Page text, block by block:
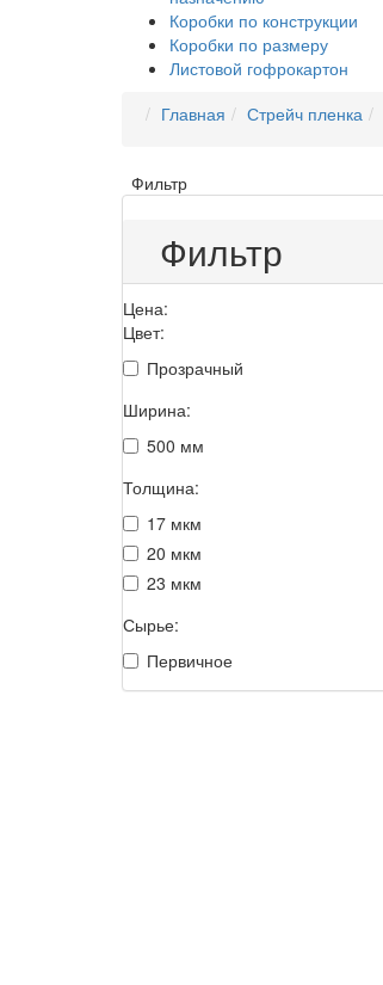
Коробки по конструкции
Коробки по размеру
Листовой гофрокартон
Главная
Стрейч пленка
Фильтр
Фильтр
Цена:
Цвет:
Прозрачный
Ширина:
500 мм
Толщина:
17 мкм
20 мкм
23 мкм
Сырье:
Первичное